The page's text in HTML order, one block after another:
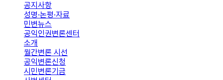
공지사항
성명·논평·자료
민변뉴스
공익인권변론센터
소개
월간변론 시선
공익변론신청
시민변론기금